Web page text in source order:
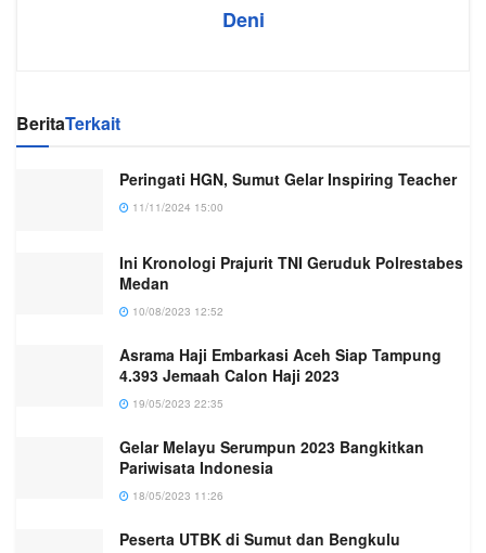
Deni
BeritaTerkait
Peringati HGN, Sumut Gelar Inspiring Teacher
11/11/2024 15:00
Ini Kronologi Prajurit TNI Geruduk Polrestabes
Medan
10/08/2023 12:52
Asrama Haji Embarkasi Aceh Siap Tampung
4.393 Jemaah Calon Haji 2023
19/05/2023 22:35
Gelar Melayu Serumpun 2023 Bangkitkan
Pariwisata Indonesia
18/05/2023 11:26
Peserta UTBK di Sumut dan Bengkulu